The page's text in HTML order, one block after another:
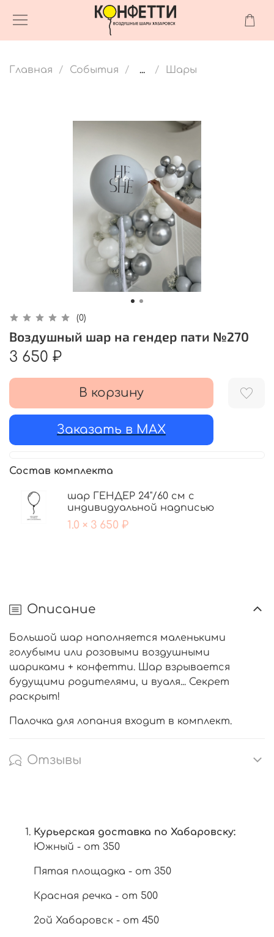
Главная События ... Шары
(0)
Воздушный шар на гендер пати №270
3 650 ₽
В корзину
Заказать в MAX
Состав комплекта
шар ГЕНДЕР 24"/60 см с
индивидуальной надписью
1.0 × 3 650 ₽
Описание
Большой шар наполняется маленькими
голубыми или розовыми воздушными
шариками + конфетти. Шар взрывается
будущими родителями, и вуаля... Секрет
раскрыт!
Палочка для лопания входит в комплект.
Отзывы
Курьерская доставка по Хабаровску:
Южный - от 350
Пятая площадка - от 350
Красная речка - от 500
2ой Хабаровск - от 450